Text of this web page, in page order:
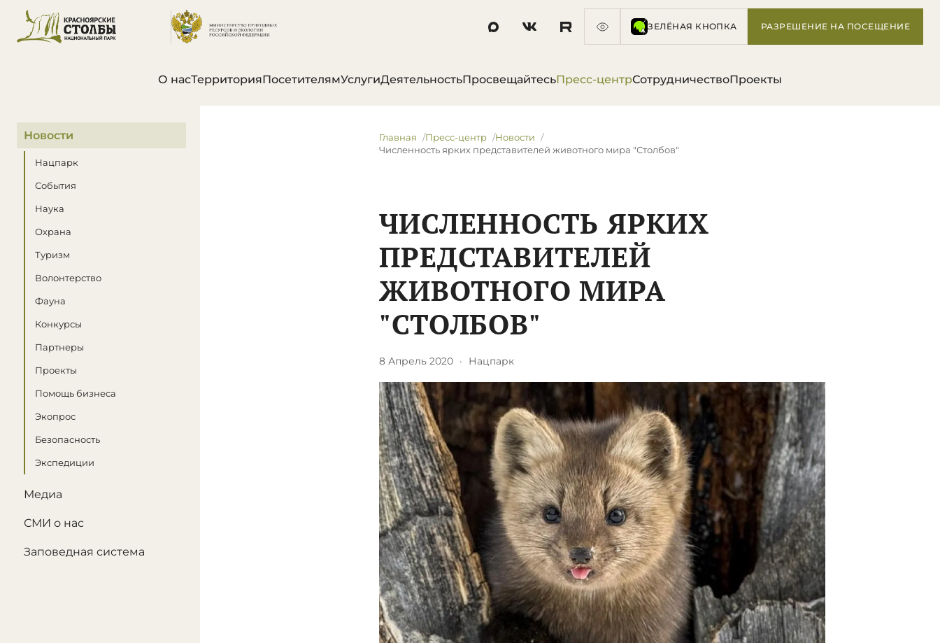
ЗЕЛЁНАЯ КНОПКА РАЗРЕШЕНИЕ НА ПОСЕЩЕНИЕ
О насТерриторияПосетителямУслугиДеятельностьПросвещайтесьПресс-центрСотрудничествоПроекты
В этом разделе
Новости
Нацпарк
События
Наука
Охрана
Туризм
Волонтерство
Фауна
Конкурсы
Партнеры
Проекты
Помощь бизнеса
Экопрос
Безопасность
Экспедиции
Медиа
СМИ о нас
Заповедная система
Главная Пресс-центр
Новости
Численность ярких представителей животного мира "Столбов"
ЧИСЛЕННОСТЬ ЯРКИХ
ПРЕДСТАВИТЕЛЕЙ
ЖИВОТНОГО МИРА
"СТОЛБОВ"
8 Апрель 2020 · Нацпарк